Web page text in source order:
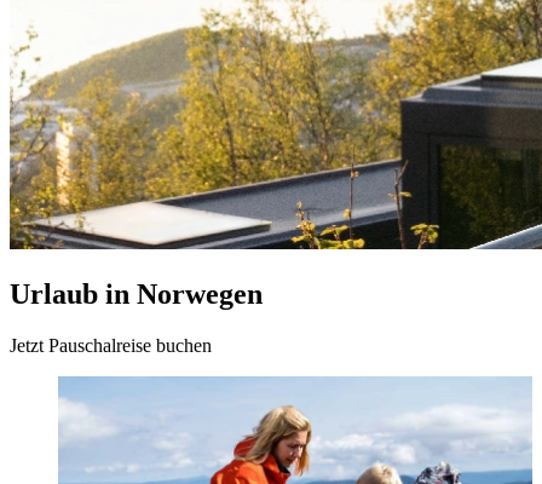
Urlaub in Norwegen
Jetzt Pauschalreise buchen